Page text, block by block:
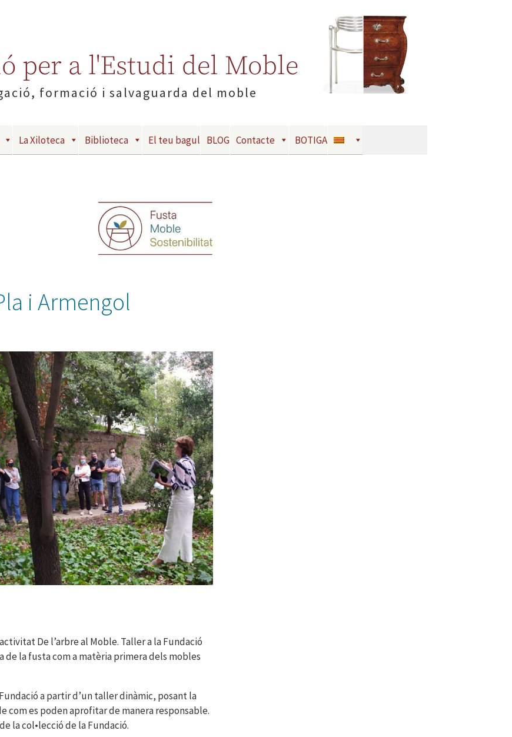
per a l'Estudi del Moble
formació i salvaguarda del moble
La Xiloteca Biblioteca El teu bagul BLOG Contacte BOTIGA
i Armengol
De l’arbre al Moble. Taller a la Fundació
de la fusta com a matèria primera dels mobles
a partir d’un taller dinàmic, posant la
com es poden aprofitar de manera responsable.
la col•lecció de la Fundació.